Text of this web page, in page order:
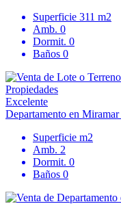
Superficie 311 m2
Amb. 0
Dormit. 0
Baños 0
Excelente
Departamento en Miramar
Superficie m2
Amb. 2
Dormit. 0
Baños 0